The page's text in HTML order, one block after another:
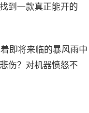
到一款真正能开的
即将来临的暴风雨中
伤？对机器愤怒不